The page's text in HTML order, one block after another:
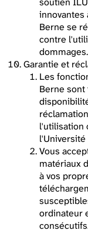
innovantes
Berne se
contre
dommages.
Garantie et
Les
Berne
l'utilisation
Vous
matériaux
à vos
ordinateur